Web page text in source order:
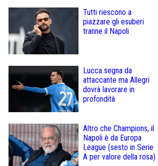
Tutti riescono a
piazzare gli esuberi
tranne il Napoli
Lucca segna da
attaccante ma Allegri
dovrà lavorare in
profondità
Altro che Champions, il
Napoli è da Europa
League (sesto in Serie
A per valore della rosa)